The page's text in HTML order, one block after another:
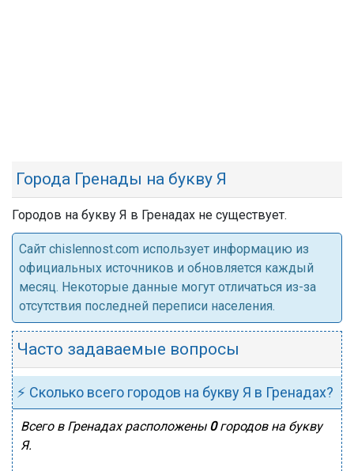
Города Гренады на букву Я
Городов на букву Я в Гренадах не существует.
Cайт chislennost.com использует информацию из
официальных источников и обновляется каждый
месяц. Некоторые данные могут отличаться из-за
отсутствия последней переписи населения.
Часто задаваемые вопросы
⚡ Сколько всего городов на букву Я в Гренадах?
Всего в Гренадах расположены 0городов на букву
Я.